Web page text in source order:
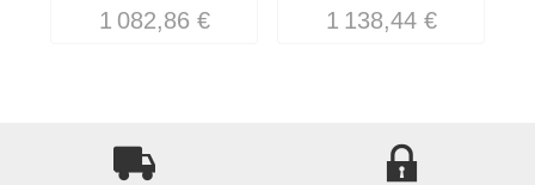
1 082,86 € 1 138,44 €